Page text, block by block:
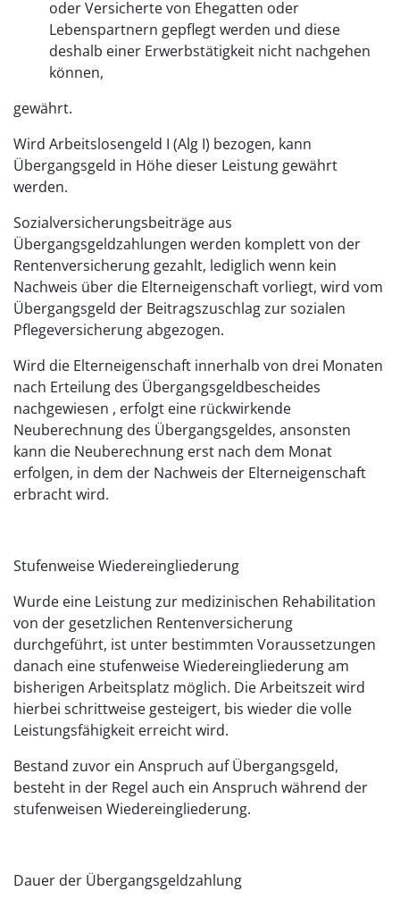
oder Versicherte von Ehegatten oder
Lebenspartnern gepflegt werden und diese
deshalb einer Erwerbstätigkeit nicht nachgehen
können,
gewährt.
Wird Arbeitslosengeld I (Alg I) bezogen, kann
Übergangsgeld in Höhe dieser Leistung gewährt
werden.
Sozialversicherungsbeiträge aus
Übergangsgeldzahlungen werden komplett von der
Rentenversicherung gezahlt, lediglich wenn kein
Nachweis über die Elterneigenschaft vorliegt, wird vom
Übergangsgeld der Beitragszuschlag zur sozialen
Pflegeversicherung abgezogen.
Wird die Elterneigenschaft innerhalb von drei Monaten
nach Erteilung des Übergangsgeldbescheides
nachgewiesen , erfolgt eine rückwirkende
Neuberechnung des Übergangsgeldes, ansonsten
kann die Neuberechnung erst nach dem Monat
erfolgen, in dem der Nachweis der Elterneigenschaft
erbracht wird.
Stufenweise Wiedereingliederung
Wurde eine Leistung zur medizinischen Rehabilitation
von der gesetzlichen Rentenversicherung
durchgeführt, ist unter bestimmten Voraussetzungen
danach eine stufenweise Wiedereingliederung am
bisherigen Arbeitsplatz möglich. Die Arbeitszeit wird
hierbei schrittweise gesteigert, bis wieder die volle
Leistungsfähigkeit erreicht wird.
Bestand zuvor ein Anspruch auf Übergangsgeld,
besteht in der Regel auch ein Anspruch während der
stufenweisen Wiedereingliederung.
Dauer der Übergangsgeldzahlung